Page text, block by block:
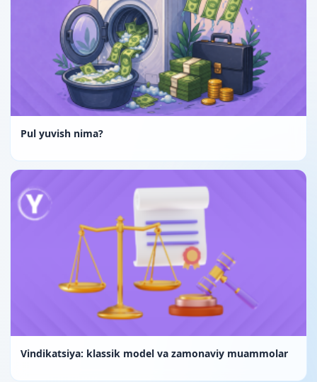
Pul yuvish nima?
Vindikatsiya: klassik model va zamonaviy muammolar